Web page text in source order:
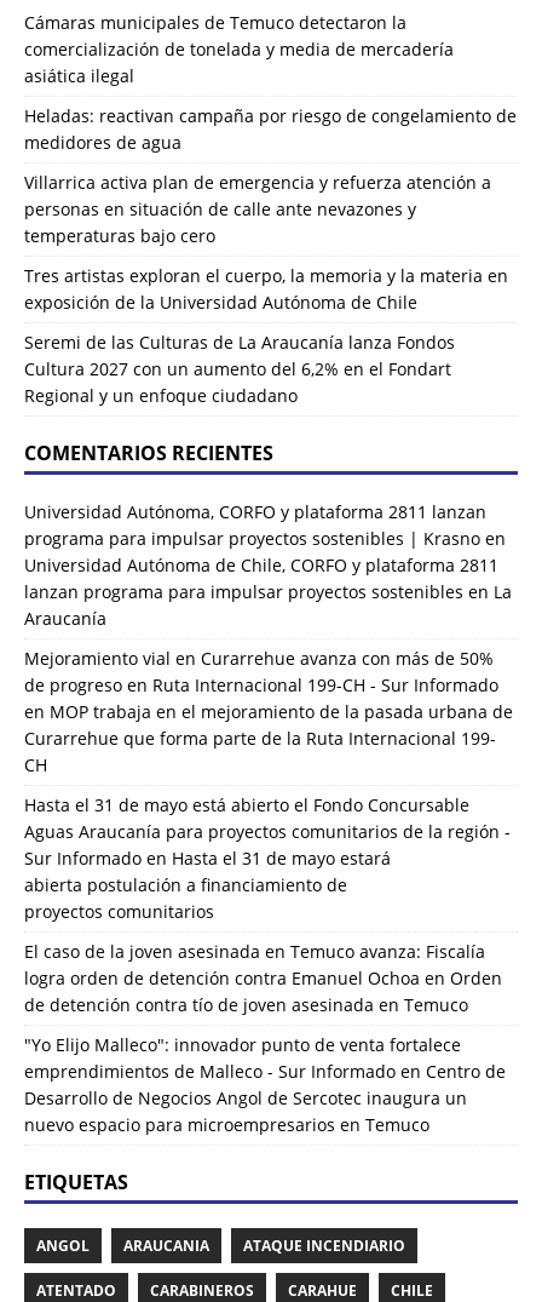
Cámaras municipales de Temuco detectaron la
comercialización de tonelada y media de mercadería
asiática ilegal
Heladas: reactivan campaña por riesgo de congelamiento de
medidores de agua
Villarrica activa plan de emergencia y refuerza atención a
personas en situación de calle ante nevazones y
temperaturas bajo cero
Tres artistas exploran el cuerpo, la memoria y la materia en
exposición de la Universidad Autónoma de Chile
Seremi de las Culturas de La Araucanía lanza Fondos
Cultura 2027 con un aumento del 6,2% en el Fondart
Regional y un enfoque ciudadano
COMENTARIOS RECIENTES
Universidad Autónoma, CORFO y plataforma 2811 lanzan
programa para impulsar proyectos sostenibles | Krasno en
Universidad Autónoma de Chile, CORFO y plataforma 2811
lanzan programa para impulsar proyectos sostenibles en La
Araucanía
Mejoramiento vial en Curarrehue avanza con más de 50%
de progreso en Ruta Internacional 199-CH - Sur Informado
en MOP trabaja en el mejoramiento de la pasada urbana de
Curarrehue que forma parte de la Ruta Internacional 199-
CH
Hasta el 31 de mayo está abierto el Fondo Concursable
Aguas Araucanía para proyectos comunitarios de la región -
Sur Informado en Hasta el 31 de mayo estará
abierta postulación a financiamiento de
proyectos comunitarios
El caso de la joven asesinada en Temuco avanza: Fiscalía
logra orden de detención contra Emanuel Ochoa en Orden
de detención contra tío de joven asesinada en Temuco
"Yo Elijo Malleco": innovador punto de venta fortalece
emprendimientos de Malleco - Sur Informado en Centro de
Desarrollo de Negocios Angol de Sercotec inaugura un
nuevo espacio para microempresarios en Temuco
ETIQUETAS
ANGOL ARAUCANIA ATAQUE INCENDIARIO
ATENTADO CARABINEROS CARAHUE CHILE